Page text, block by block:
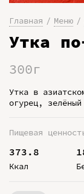
Главная Меню
Утка
300г
Утка в
огурец,
Пищевая
373.8
Ккал